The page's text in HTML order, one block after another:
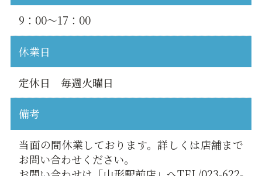
9：00～17：00
休業日
定休日 毎週火曜日
備考
当面の間休業しております。詳しくは店舗まで
お問い合わせください。